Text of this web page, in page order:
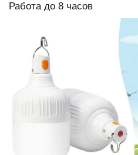
Работа до 8 часов